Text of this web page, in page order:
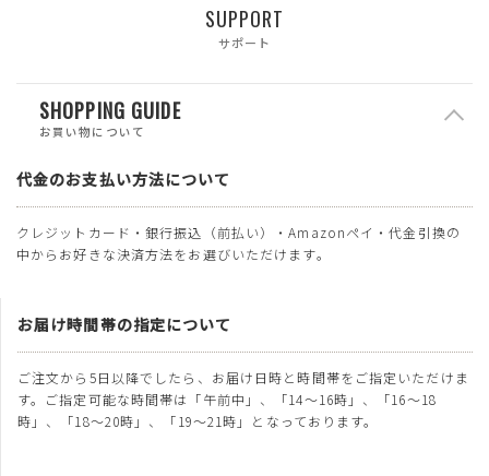
SUPPORT
サポート
SHOPPING GUIDE
お買い物について
代金のお支払い方法について
クレジットカード・銀行振込（前払い）・Amazonペイ・代金引換の
中からお好きな決済方法をお選びいただけます。
お届け時間帯の指定について
ご注文から5日以降でしたら、お届け日時と時間帯をご指定いただけま
す。ご指定可能な時間帯は「午前中」、「14～16時」、「16～18
時」、「18～20時」、「19～21時」となっております。